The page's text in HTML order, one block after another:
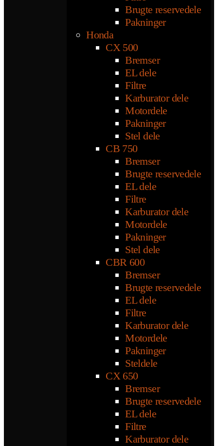
Brugte reservedele
Pakninger
Honda
CX 500
Bremser
EL dele
Filtre
Karburator dele
Motordele
Pakninger
Stel dele
CB 750
Bremser
Brugte reservedele
EL dele
Filtre
Karburator dele
Motordele
Pakninger
Stel dele
CBR 600
Bremser
Brugte reservedele
EL dele
Filtre
Karburator dele
Motordele
Pakninger
Steldele
CX 650
Bremser
Brugte reservedele
EL dele
Filtre
Karburator dele